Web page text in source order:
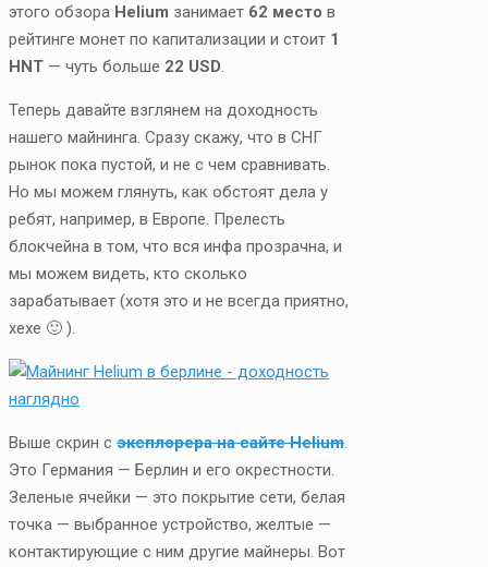
этого обзора Helium занимает 62 место в
рейтинге монет по капитализации и стоит 1
HNT — чуть больше 22 USD
Теперь давайте взглянем на доходность
нашего майнинга. Сразу скажу, что в СНГ
рынок пока пустой, и не с чем сравнивать.
Но мы можем глянуть, как обстоят дела у
ребят, например, в Европе. Прелесть
блокчейна в том, что вся инфа прозрачна, и
мы можем видеть, кто сколько
зарабатывает (хотя это и не всегда приятно,
хехе 🙂 ).
Выше скрин с эксплорера на сайте Helium
Это Германия — Берлин и его окрестности.
Зеленые ячейки — это покрытие сети, белая
точка — выбранное устройство, желтые —
контактирующие с ним другие майнеры. Вот